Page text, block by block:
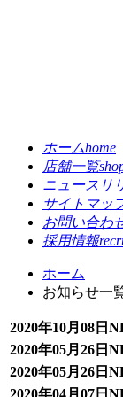
ホームhome
店舗一覧
ニュースリ
サイトマッ
お問い合わ
採用情報
ホーム
お知らせ一
2020年10月08日
2020年05月26日
2020年05月26日
2020年04月07日